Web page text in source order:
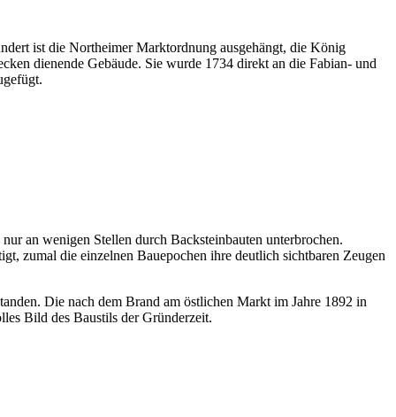
ist die Northeimer Marktordnung ausgehängt, die König
dienende Gebäude. Sie wurde 1734 direkt an die Fabian- und
an wenigen Stellen durch Backsteinbauten unterbrochen.
zumal die einzelnen Bauepochen ihre deutlich sichtbaren Zeugen
Die nach dem Brand am östlichen Markt im Jahre 1892 in
Bild des Baustils der Gründerzeit.